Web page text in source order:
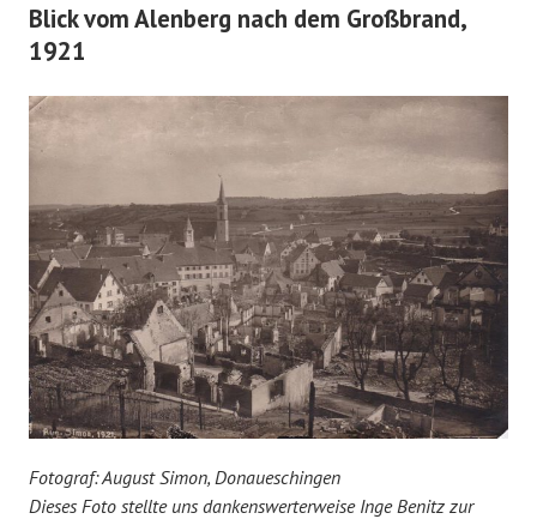
Blick vom Alenberg nach dem Großbrand,
1921
Fotograf: August Simon, Donaueschingen
Dieses Foto stellte uns dankenswerterweise Inge Benitz zur